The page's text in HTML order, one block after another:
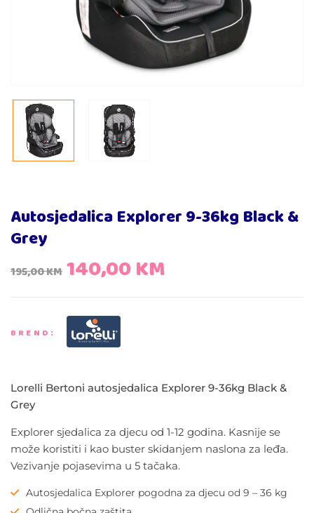
Autosjedalica Explorer 9-36kg Black &
Grey
195,00KM 140,00KM
BREND:
Lorelli Bertoni autosjedalica Explorer 9-36kg Black &
Grey
Explorer sjedalica za djecu od 1-12 godina. Kasnije se
može koristiti i kao buster skidanjem naslona za leđa.
Vezivanje pojasevima u 5 tačaka.
Autosjedalica Explorer pogodna za djecu od 9 – 36 kg